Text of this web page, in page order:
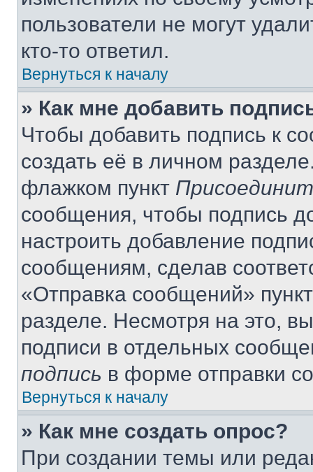
пользователи не могут
кто-то ответил.
Вернуться к началу
» Как мне добавить
Чтобы добавить подпись к
создать её в личном
флажком пункт
сообщения, чтобы подпись
настроить добавление
сообщениям, сделав
«Отправка сообщений»
разделе. Несмотря на это,
подписи в отдельных
подпись в форме отправки
Вернуться к началу
» Как мне создать опрос?
При создании темы или